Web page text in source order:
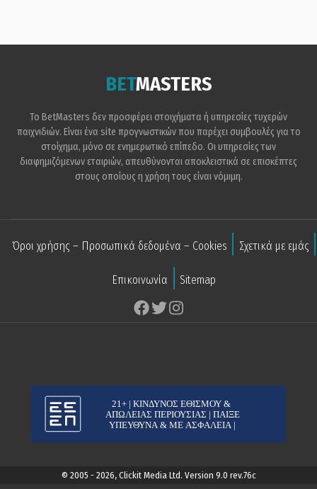
BETMASTERS
Το BetMasters δεν προσφέρει στοιχήματα ή υπηρεσίες τυχερών
παιχνιδιών. Είναι ένα site προγνωστικών που παρέχει συμβουλές για το
στοίχημα, μόνο σε ενημερωτικό επίπεδο. Οι υπηρεσίες των
διαφημιζόμενων εταιριών, απευθύνονται αποκλειστικά σε επισκέπτες
στους οποίους η χρήση τους είναι νόμιμη.
Όροι χρήσης – Προσωπικά δεδομένα – Cookies Σχετικά με εμάς
Επικοινωνία Sitemap
© 2005 - 2026, Clickit Media Ltd. Version 9.0 rev.76c